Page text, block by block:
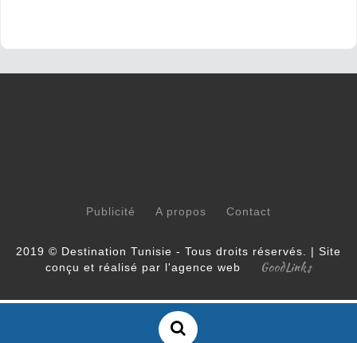
Publicité A propos Contact
2019 © Destination Tunisie - Tous droits réservés. | Site
conçu et réalisé par l'agence web
GoodLinks